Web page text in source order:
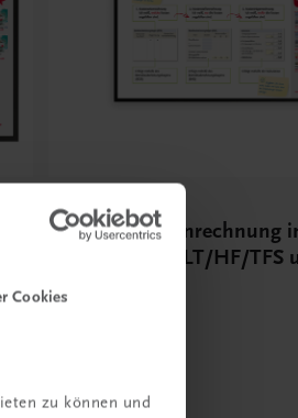
Cookies
zu können und
Poster: Kostenrechnung
Tourismus HLT/HF/TFS
€ 15,00